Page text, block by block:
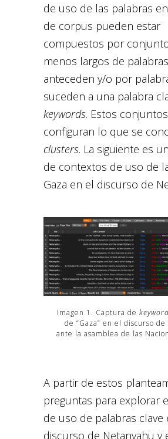
de uso de las palabras
de corpus pueden estar
compuestos por
menos largos de
anteceden y/o por
suceden a una palabra
keywords. Estos conjuntos
configuran lo que se
clusters. La siguiente es
de contextos de uso de
Gaza en el discurso de
Imagen 1. Captura de keyword
de “Gaza” en el discurso
ante la asamblea de las
A partir de estos
preguntas para explorar
de uso de palabras clave
discurso de Netanyahu y